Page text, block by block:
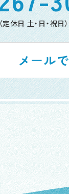
定休日 土・日・祝日）
メール